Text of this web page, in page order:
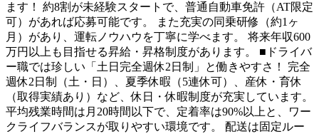
ます！ 約8割が未経験スタートで、普通自動車免許（AT限定
可）があれば応募可能です。 また充実の同乗研修（約1ヶ
月）があり、運転ノウハウを丁寧に学べます。 将来年収600
万円以上も目指せる昇給・昇格制度があります。 ■ドライバ
ー職では珍しい「土日完全週休2日制」と働きやすさ！ 完全
週休2日制（土・日）、夏季休暇（5連休可）、産休・育休
（取得実績あり）など、休日・休暇制度が充実しています。
平均残業時間は月20時間以下で、定着率は90%以上と、ワー
クライフバランスが取りやすい環境です。 配送は固定ルー